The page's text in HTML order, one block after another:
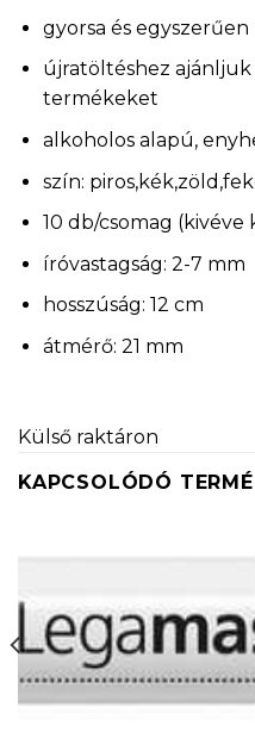
gyorsa és
újratöltéshez ajánljuk
termékeket
alkoholos alapú,
szín:
10 db/csomag
íróvastagság: 2-7 mm
hosszúság: 12 cm
átmérő: 21 mm
Külső raktáron
KAPCSOLÓDÓ